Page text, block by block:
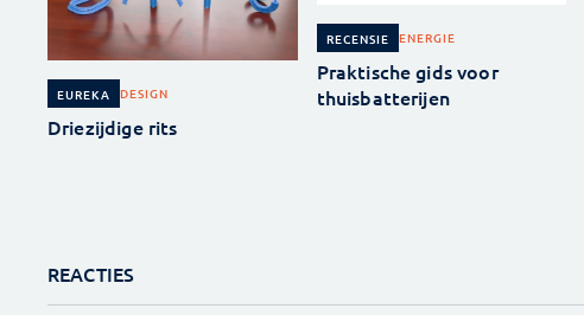
EUREKA DESIGN
Driezijdige rits
RECENSIE ENERGIE
Praktische gids voor
thuisbatterijen
REACTIES